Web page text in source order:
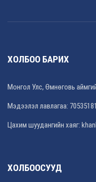
ХОЛБОО БАРИХ
Монгол Улс, Өмнөговь
Мэдээлэл лавлагаа: 70535181
Цахим шуудангийн хаяг:
ХОЛБООСУУД